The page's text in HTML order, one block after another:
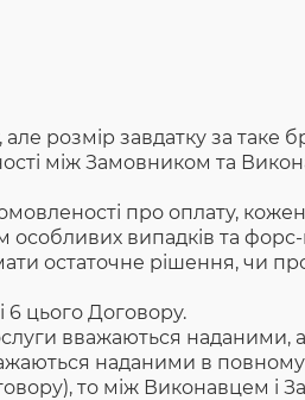
але розмір завдатку за таке
між Замовником та
про оплату,
особливих випадків та
остаточне рішення, чи
6 цього Договору.
вважаються наданими,
наданими в повному
то між Виконавцем і